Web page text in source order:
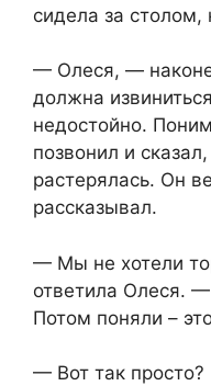
сидела за столом,
— Олеся, —
должна
недостойно.
позвонил и
растерялась. Он
рассказывал.
— Мы не хотели
ответила Олеся.
Потом поняли –
— Вот так просто?